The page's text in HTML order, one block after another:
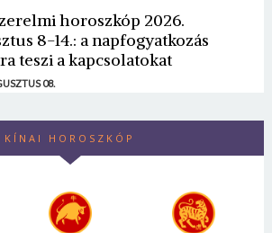
horoszkóp 2026.
8-14.: a napfogyatkozás
teszi a kapcsolatokat
08.
KÍNAI HOROSZKÓP